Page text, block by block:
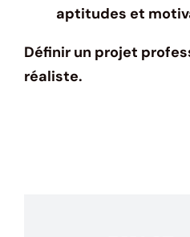
aptitudes et
Définir un projet
réaliste.